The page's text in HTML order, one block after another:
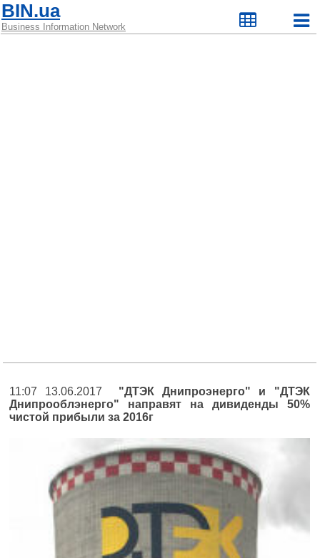
BIN.ua
Business Information Network
11:07 13.06.2017 "ДТЭК Днипроэнерго" и "ДТЭК
Днипрооблэнерго" направят на дивиденды 50%
чистой прибыли за 2016г